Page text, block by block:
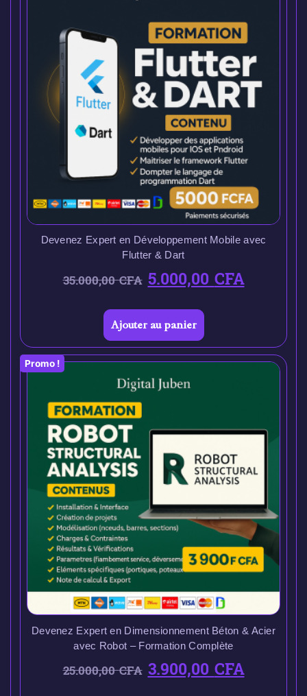
Devenez Expert en Développement Mobile avec
Flutter & Dart
35.000,00CFA 5.000,00CFA
Ajouter au panier
Promo !
Devenez Expert en Dimensionnement Béton & Acier
avec Robot – Formation Complète
25.000,00CFA 3.900,00CFA